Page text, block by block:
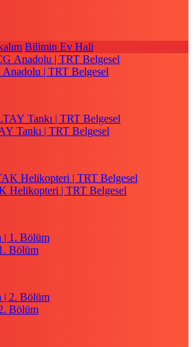
Bilimin Ev Hali
| TRT Belgesel
Tankı | TRT Belgesel
Helikopteri | TRT Belgesel
Bölüm
Bölüm